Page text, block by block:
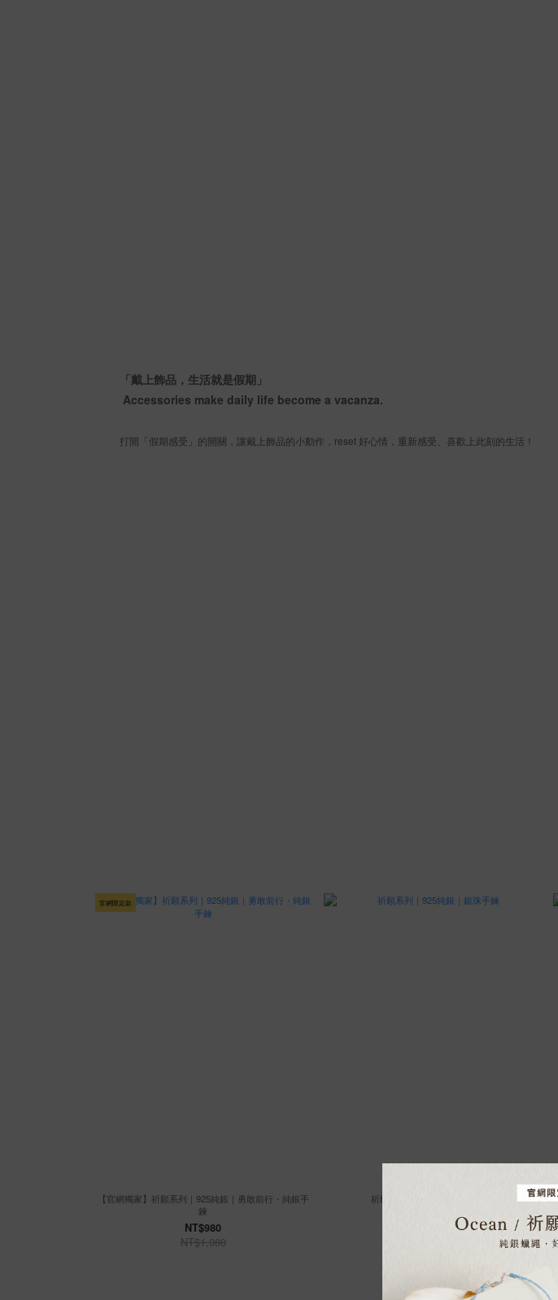
「戴上飾品，生活就是假期」
Accessories make daily life become a vacanza.
打開「假期感受」的開關，讓戴上飾品的小動作，reset 好心情，重新感受、喜歡上此刻的生活！
官網限定款
【官網獨家】祈願系列｜925純銀｜勇敢前行・純銀手
鍊
NT$980
NT$1,080
祈願系列｜925純銀｜銀珠手鍊